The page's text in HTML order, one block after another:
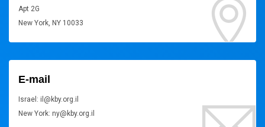
Apt 2G
New York, NY 10033
E-mail
Israel: il@kby.org.il
New York: ny@kby.org.il